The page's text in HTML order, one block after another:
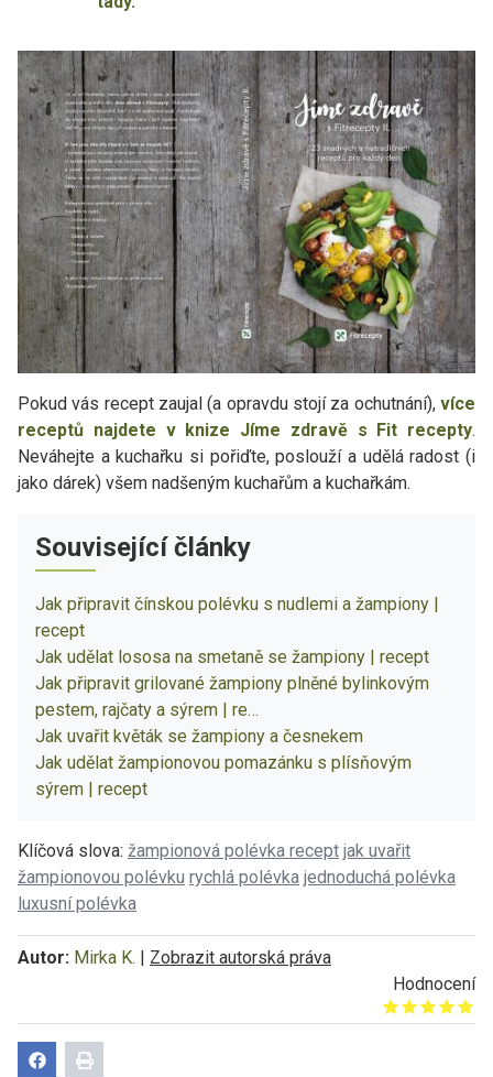
Pokud vás recept zaujal (a opravdu stojí za ochutnání), více
receptů najdete v knize Jíme zdravě s Fit recepty.
Neváhejte a kuchařku si pořiďte, poslouží a udělá radost (i
jako dárek) všem nadšeným kuchařům a kuchařkám.
Související články
Jak připravit čínskou polévku s nudlemi a žampiony |
recept
Jak udělat lososa na smetaně se žampiony | recept
Jak připravit grilované žampiony plněné bylinkovým
pestem, rajčaty a sýrem | re…
Jak uvařit květák se žampiony a česnekem
Jak udělat žampionovou pomazánku s plísňovým
sýrem | recept
Klíčová slova: žampionová polévka recept jak uvařit
žampionovou polévku rychlá polévka jednoduchá polévka
luxusní polévka
Autor: Mirka K. | Zobrazit autorská práva
Hodnocení
Give it 1/5
Give it 2/5
Give it 3/5
Give it 4/5
Give it 5/5